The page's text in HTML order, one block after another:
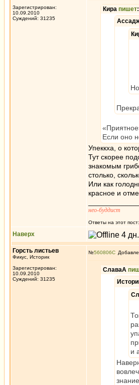
Зарегистрирован:
10.09.2010
Суждений: 31235
Кира пишет:
Если оно
Упеккха, о
Тут скорее
знакомым
столько,
Или как
красное и
нео-буддист
Ответы на этот пост:
Наверх
Горсть листьев
Фикус, Историк
Зарегистрирован:
10.09.2010
Суждений: 31235
№560806
СлаваА
и